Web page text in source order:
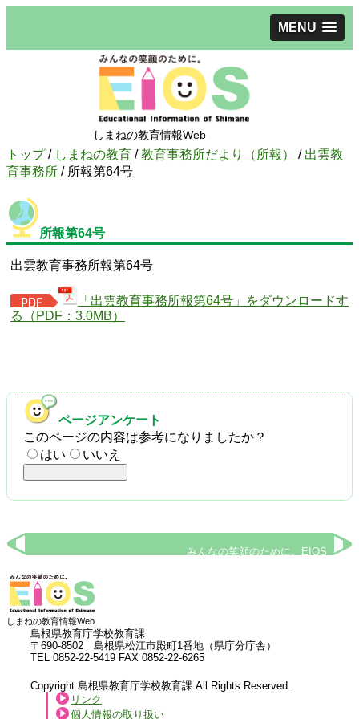
MENU
しまねの教育情報Web
現
在
位
置：
トップ/ しまねの教育 /教育事務所だより（所報） / 出雲教
育事務所 / 所報第64号
所報第64号
出雲教育事務所報第64号
「出雲教育事務所報第64号」をダウンロードす
る（PDF：3.0MB）
ページアンケート
このページの内容は参考になりましたか？
はい
いいえ
みんなの笑顔のために。EIOS
しまねの教育情報Web
島根県教育庁学校教育課
〒690-8502 島根県松江市殿町1番地（県庁分庁舎）
TEL 0852-22-5419 FAX 0852-22-6265
Copyright 島根県教育庁学校教育課.All Rights Reserved.
リンク
個人情報の取り扱い